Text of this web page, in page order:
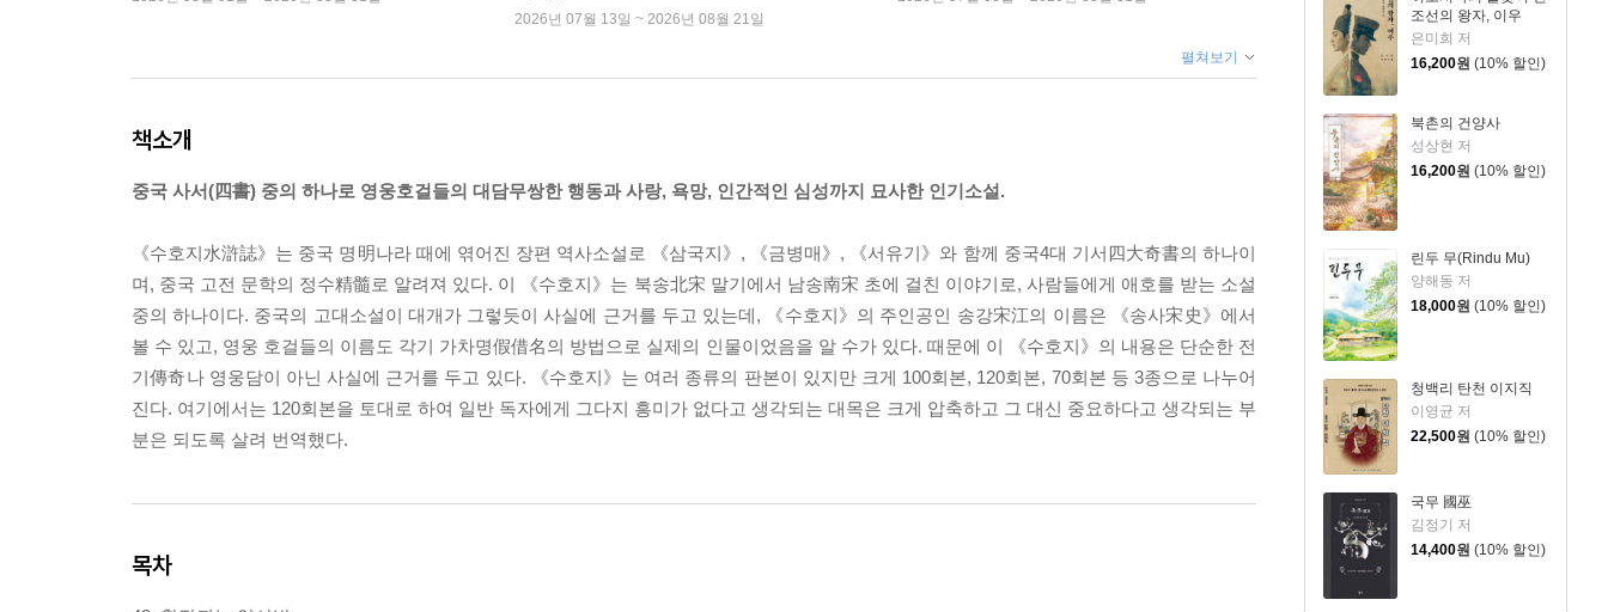
조선의 왕자, 이우
은미희 저
16,200원 (10% 할인)
북촌의 건양사
성상현 저
16,200원 (10% 할인)
린두 무(Rindu Mu)
양해동 저
18,000원 (10% 할인)
청백리 탄천 이지직
이영균 저
22,500원 (10% 할인)
국무 國巫
김정기 저
14,400원 (10% 할인)
2026년 07월 13일 ~ 2026년 08월 21일
펼쳐보기
책소개
중국 사서(四書) 중의 하나로 영웅호걸들의 대담무쌍한 행동과 사랑, 욕망, 인간적인 심성까지 묘사한 인기소설.
《수호지水滸誌》는 중국 명明나라 때에 엮어진 장편 역사소설로 《삼국지》, 《금병매》, 《서유기》와 함께 중국4대 기서四大奇書의 하나이
며, 중국 고전 문학의 정수精髓로 알려져 있다. 이 《수호지》는 북송北宋 말기에서 남송南宋 초에 걸친 이야기로, 사람들에게 애호를 받는 소설
중의 하나이다. 중국의 고대소설이 대개가 그렇듯이 사실에 근거를 두고 있는데, 《수호지》의 주인공인 송강宋江의 이름은 《송사宋史》에서
볼 수 있고, 영웅 호걸들의 이름도 각기 가차명假借名의 방법으로 실제의 인물이었음을 알 수가 있다. 때문에 이 《수호지》의 내용은 단순한 전
기傳奇나 영웅담이 아닌 사실에 근거를 두고 있다. 《수호지》는 여러 종류의 판본이 있지만 크게 100회본, 120회본, 70회본 등 3종으로 나누어
진다. 여기에서는 120회본을 토대로 하여 일반 독자에게 그다지 흥미가 없다고 생각되는 대목은 크게 압축하고 그 대신 중요하다고 생각되는 부
분은 되도록 살려 번역했다.
목차